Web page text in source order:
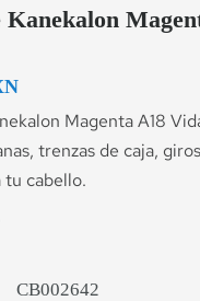
Kanekalon
Magenta A18
trenzas de caja,
tu cabello.
CB002642